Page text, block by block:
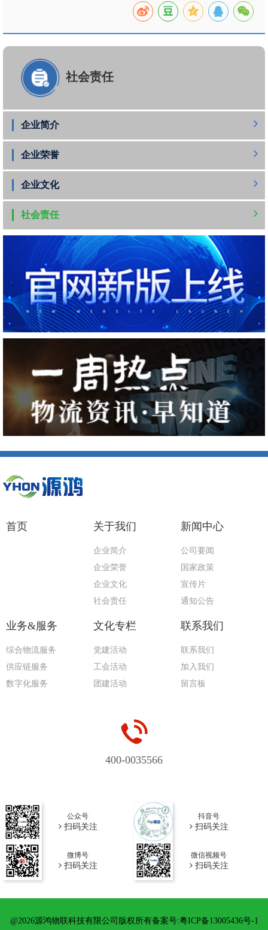
社会责任
企业简介
企业荣誉
企业文化
社会责任
首页 关于我们
企业简介
企业荣誉
企业文化
社会责任
新闻中心
公司要闻
国家政策
宣传片
通知公告
业务&服务
综合物流服务
供应链服务
数字化服务
文化专栏
党建活动
工会活动
团建活动
联系我们
联系我们
加入我们
留言板
400-0035566
公众号
扫码关注
抖音号
扫码关注
微博号
扫码关注
微信视频号
扫码关注
@2026源鸿物联科技有限公司版权所有备案号:粤ICP备13005436号-1